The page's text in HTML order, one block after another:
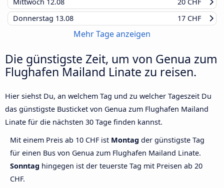
Donnerstag 13.08 17 CHF
Mehr Tage anzeigen
Die günstigste Zeit, um von Genua zum
Flughafen Mailand Linate zu reisen.
Hier siehst Du, an welchem Tag und zu welcher Tageszeit Du
das günstigste Busticket von Genua zum Flughafen Mailand
Linate für die nächsten 30 Tage finden kannst.
Mit einem Preis ab 10 CHF ist Montag der günstigste Tag
für einen Bus von Genua zum Flughafen Mailand Linate.
Sonntag hingegen ist der teuerste Tag mit Preisen ab 20
CHF.